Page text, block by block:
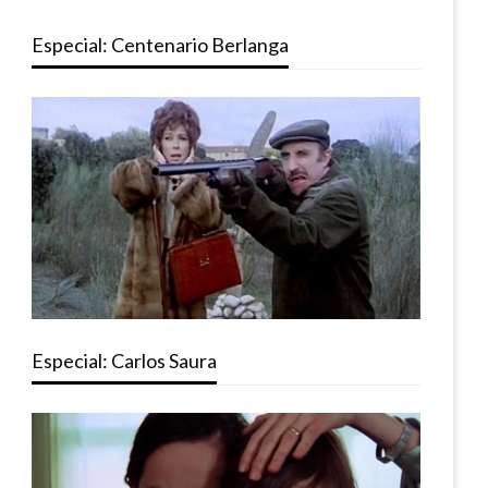
Especial: Centenario Berlanga
Especial: Carlos Saura